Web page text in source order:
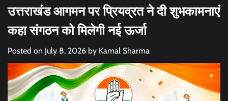
उत्तराखंड आगमन पर प्रियव्रत ने दी शुभकामनाएं
कहा संगठन को मिलेगी नई ऊर्जा
Posted on July 8, 2026 by Kamal Sharma